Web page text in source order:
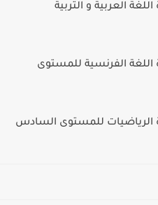
العربية و التربية
اللغة الفرنسية للمستوى
الرياضيات للمستوى السادس